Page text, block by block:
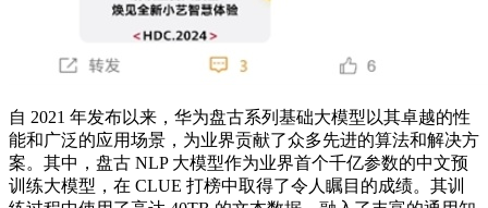
自 2021 年发布以来，华为盘古系列基础大模型以其卓越的性
能和广泛的应用场景，为业界贡献了众多先进的算法和解决方
案。其中，盘古 NLP 大模型作为业界首个千亿参数的中文预
训练大模型，在 CLUE 打榜中取得了令人瞩目的成绩。其训